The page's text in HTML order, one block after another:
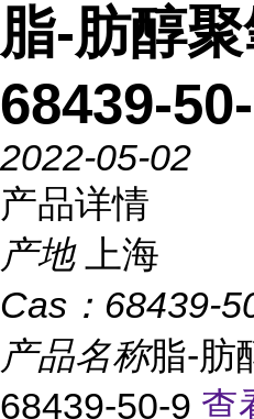
脂-肪醇
68439-
2022-05-02
产品详情
产地
上海
Cas： 68439-
产品名称脂-肪
68439-50-9 查